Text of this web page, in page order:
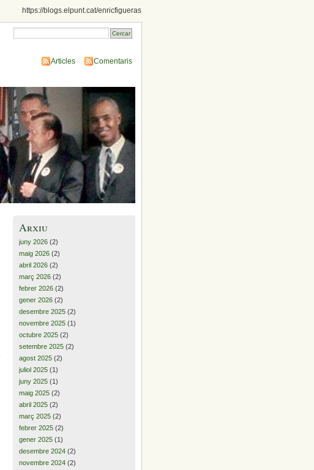
https://blogs.elpunt.cat/enricfigueras
Articles Comentaris
Arxiu
juny 2026 (2)
maig 2026 (2)
abril 2026 (2)
març 2026 (2)
febrer 2026 (2)
gener 2026 (2)
desembre 2025 (2)
novembre 2025 (1)
octubre 2025 (2)
setembre 2025 (2)
agost 2025 (2)
juliol 2025 (1)
juny 2025 (1)
maig 2025 (2)
abril 2025 (2)
març 2025 (2)
febrer 2025 (2)
gener 2025 (1)
desembre 2024 (2)
novembre 2024 (2)